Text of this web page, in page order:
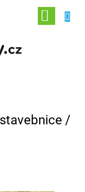
NÁKUPNÍ
KOŠÍK
/